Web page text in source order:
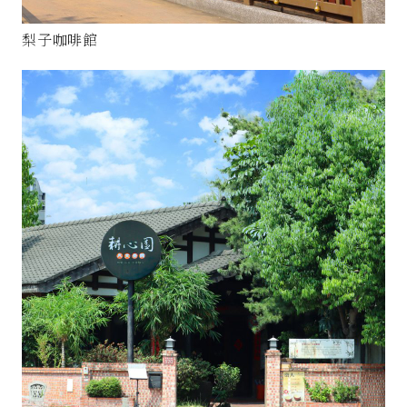
梨子咖啡館